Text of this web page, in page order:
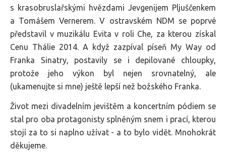
s krasobruslařskými hvězdami Jevgenijem Pljuščenkem
a Tomášem Vernerem. V ostravském NDM se poprvé
představil v muzikálu Evita v roli Che, za kterou získal
Cenu Thálie 2014. A když zazpíval píseň My Way od
Franka Sinatry, postavily se i depilované chloupky,
protože jeho výkon byl nejen srovnatelný, ale
(ukamenujte si mne) ještě lepší než božského Franka.
Život mezi divadelním jevištěm a koncertním pódiem se
stal pro oba protagonisty splněným snem i prací, kterou
stojí za to si naplno užívat - a to bylo vidět. Mnohokrát
děkujeme.